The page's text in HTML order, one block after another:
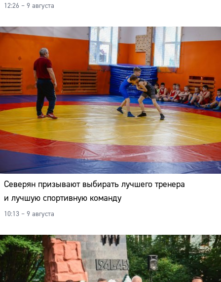
12:26 – 9 августа
Северян призывают выбирать лучшего тренера
и лучшую спортивную команду
10:13 – 9 августа